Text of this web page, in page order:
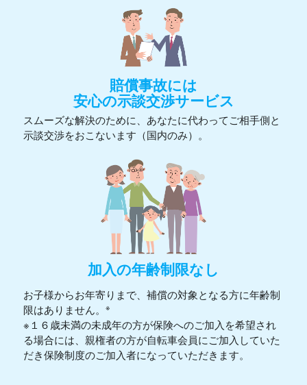
賠償事故には
安心の示談交渉サービス
スムーズな解決のために、あなたに代わってご相手側と
示談交渉をおこないます（国内のみ）。
加入の年齢制限なし
お子様からお年寄りまで、補償の対象となる方に年齢制
限はありません。
※
※１６歳未満の未成年の方が保険へのご加入を希望され
る場合には、親権者の方が自転車会員にご加入していた
だき保険制度のご加入者になっていただきます。